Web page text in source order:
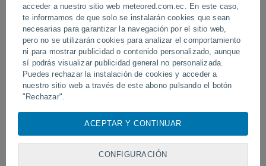
acceder a nuestro sitio web meteored.com.ec. En este caso,
te informamos de que solo se instalarán cookies que sean
necesarias para garantizar la navegación por el sitio web,
pero no se utilizarán cookies para analizar el comportamiento
ni para mostrar publicidad o contenido personalizado, aunque
sí podrás visualizar publicidad general no personalizada.
Puedes rechazar la instalación de cookies y acceder a
nuestro sitio web a través de este abono pulsando el botón
"Rechazar".
cookies, identificadores únicos o tecnologías similares para
almacenar, acceder y procesar datos personales como su
visita en este sitio web, las direcciones IP y los
ACEPTAR Y CONTINUAR
CONFIGURACIÓN
Un enorme diablo de polvo fue
avistado en Zapponeta, Italia
Tornados y lluvias
Pelotas, Brasil.